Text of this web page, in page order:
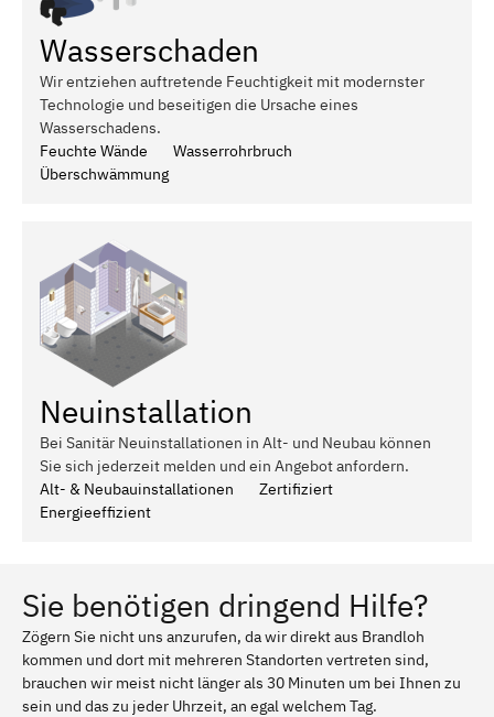
Wasserschaden
Wir entziehen auftretende Feuchtigkeit mit modernster
Technologie und beseitigen die Ursache eines
Wasserschadens.
Feuchte Wände
Wasserrohrbruch
Überschwämmung
Neuinstallation
Bei Sanitär Neuinstallationen in Alt- und Neubau können
Sie sich jederzeit melden und ein Angebot anfordern.
Alt- & Neubauinstallationen
Zertifiziert
Energieeffizient
Sie benötigen dringend Hilfe?
Zögern Sie nicht uns anzurufen, da wir direkt aus Brandloh
kommen und dort mit mehreren Standorten vertreten sind,
brauchen wir meist nicht länger als 30 Minuten um bei Ihnen zu
sein und das zu jeder Uhrzeit, an egal welchem Tag.